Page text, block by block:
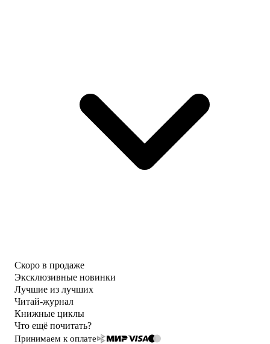
Скоро в продаже
Эксклюзивные новинки
Лучшие из лучших
Читай-журнал
Книжные циклы
Что ещё почитать?
Принимаем к оплате